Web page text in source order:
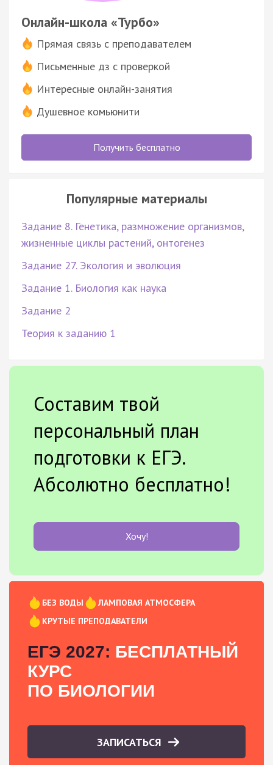
Онлайн-школа «Турбо»
Прямая связь с преподавателем
Письменные дз с проверкой
Интересные онлайн-занятия
Душевное комьюнити
Получить бесплатно
Популярные материалы
Задание 8. Генетика, размножение организмов,
жизненные циклы растений, онтогенез
Задание 27. Экология и эволюция
Задание 1. Биология как наука
Задание 2
Теория к заданию 1
Составим твой
персональный план
подготовки к ЕГЭ.
Абсолютно бесплатно!
Хочу!
БЕЗ ВОДЫ
ЛАМПОВАЯ АТМОСФЕРА
КРУТЫЕ ПРЕПОДАВАТЕЛИ
ЕГЭ 2027: БЕСПЛАТНЫЙ
КУРС
ПО БИОЛОГИИ
ЗАПИСАТЬСЯ